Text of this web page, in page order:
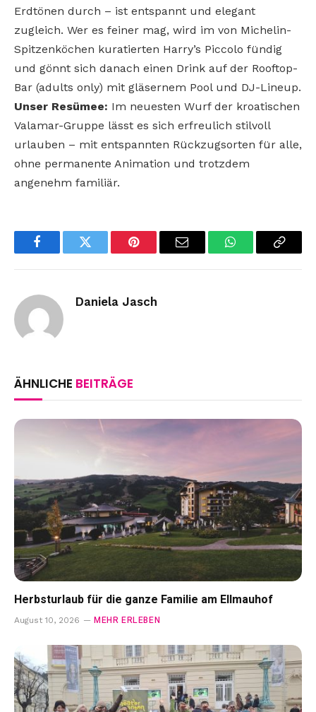
Erdtönen durch – ist entspannt und elegant
zugleich. Wer es feiner mag, wird im von Michelin-
Spitzenköchen kuratierten Harry’s Piccolo fündig
und gönnt sich danach einen Drink auf der Rooftop-
Bar (adults only) mit gläsernem Pool und DJ-Lineup.
Unser Resümee: Im neuesten Wurf der kroatischen
Valamar-Gruppe lässt es sich erfreulich stilvoll
urlauben – mit entspannten Rückzugsorten für alle,
ohne permanente Animation und trotzdem
angenehm familiär.
FacebookTwitter Pinterest Email WhatsAppCopy
Daniela Jasch
ÄHNLICHE BEITRÄGE
Herbsturlaub für die ganze Familie am Ellmauhof
August 10, 2026 MEHR ERLEBEN